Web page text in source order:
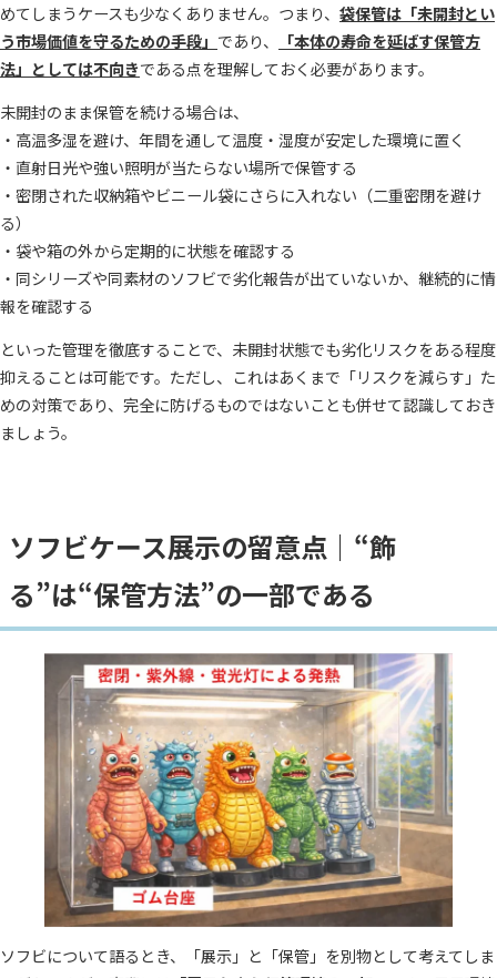
めてしまうケースも少なくありません。つまり、 袋保管は「未開封とい
う市場価値を守るための手段」 であり、
「本体の寿命を延ばす保管方
法」としては不向きである点を理解しておく必要があります。
未開封のまま保管を続ける場合は、
・高温多湿を避け、年間を通して温度・湿度が安定した環境に置く
・直射日光や強い照明が当たらない場所で保管する
・密閉された収納箱やビニール袋にさらに入れない（二重密閉を避け
る）
・袋や箱の外から定期的に状態を確認する
・同シリーズや同素材のソフビで劣化報告が出ていないか、継続的に情
報を確認する
といった管理を徹底することで、未開封状態でも劣化リスクをある程度
抑えることは可能です。ただし、これはあくまで「リスクを減らす」た
めの対策であり、完全に防げるものではないことも併せて認識しておき
ましょう。
ソフビケース展示の留意点｜“飾
る”は“保管方法”の一部である
ソフビについて語るとき、「展示」と「保管」を別物として考えてしま